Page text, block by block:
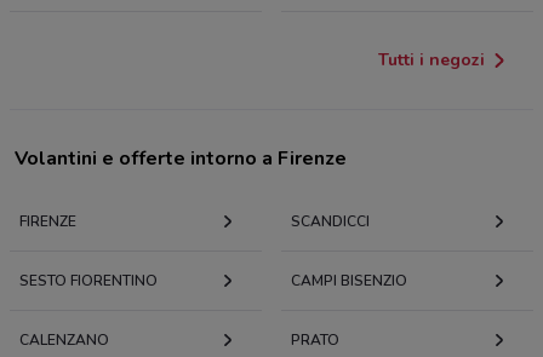
Tutti i negozi
Volantini e offerte intorno a Firenze
FIRENZE SCANDICCI
SESTO FIORENTINO CAMPI BISENZIO
CALENZANO PRATO